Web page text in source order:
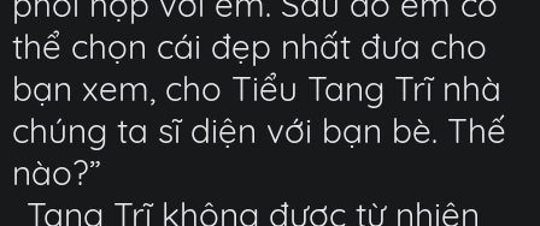
thể chọn cái đẹp nhất đưa cho
bạn xem, cho Tiểu Tang Trĩ nhà
chúng ta sĩ diện với bạn bè. Thế
nào?”
Tang Trĩ không được từ nhiên